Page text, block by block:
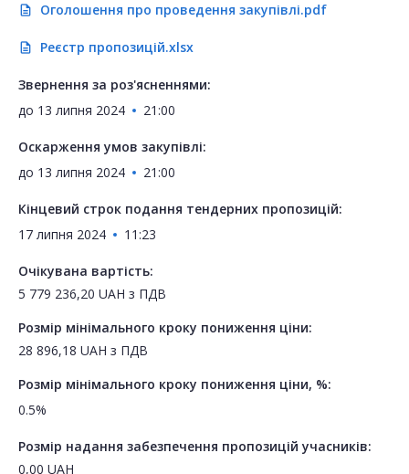
description Оголошення про проведення закупівлі.pdf
description Реєстр пропозицій.xlsx
Звернення за роз'ясненнями:
до 13 липня 2024 21:00
Оскарження умов закупівлі:
до 13 липня 2024 21:00
Кінцевий строк подання тендерних пропозицій:
17 липня 2024
11:23
Очікувана вартість:
5 779 236,20 UAH з ПДВ
Розмір мінімального кроку пониження ціни:
28 896,18 UAH з ПДВ
Розмір мінімального кроку пониження ціни, %:
0.5%
Розмір надання забезпечення пропозицій учасників:
0,00 UAH